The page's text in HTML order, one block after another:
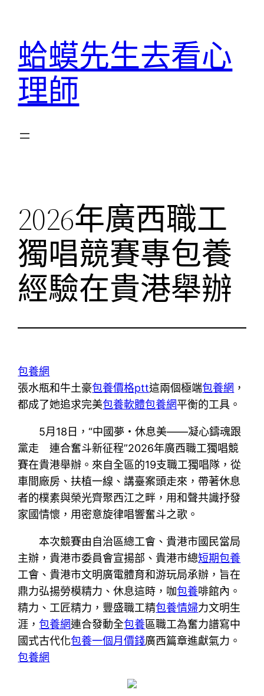
蛤蟆先生去看心
理師
2026年廣西職工
獨唱競賽專包養
經驗在貴港舉辦
包養網
張水瓶和牛土豪包養價格ptt這兩個極端包養網 ，
都成了她追求完美包養軟體包養網平衡的工具。
5月18日，“中國夢・休息美——凝心鑄魂跟
黨走 連合奮斗新征程”2026年廣西職工獨唱競
賽在貴港舉辦。來自全區的19支職工獨唱隊，從
車間廠房、扶植一線、講臺案頭走來，帶著休息
者的樸素與榮光齊聚西江之畔，用和聲共識抒發
家國情懷，用密意旋律唱響奮斗之歌。
本次競賽由自治區總工會、貴港市國民當局
主辦，貴港市委員會宣揚部、貴港市總短期包養
工會、貴港市文明廣電體育和游玩局承辦，旨在
鼎力弘揚勞模精力、休息這時，咖包養啡館內。
精力、工匠精力，豐盛職工精包養情婦力文明生
涯，包養網連合發動全包養區職工為奮力譜寫中
國式古代化包養一個月價錢廣西篇章進獻氣力。
包養網